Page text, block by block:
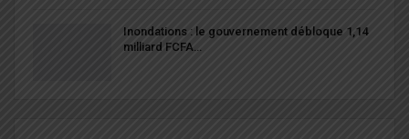
Inondations : le gouvernement débloque 1,14
milliard FCFA…